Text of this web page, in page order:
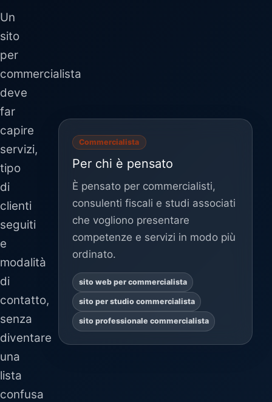
Un
sito
per
commercialista
deve
far
capire
servizi,
tipo
di
clienti
seguiti
e
modalità
di
contatto,
senza
diventare
una
lista
confusa
Commercialista
Per chi è pensato
È pensato per commercialisti,
consulenti fiscali e studi associati
che vogliono presentare
competenze e servizi in modo più
ordinato.
sito web per commercialista
sito per studio commercialista
sito professionale commercialista